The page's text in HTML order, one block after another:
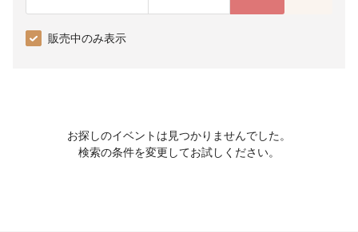
販売中のみ表示
お探しのイベントは見つかりませんでした。
検索の条件を変更してお試しください。